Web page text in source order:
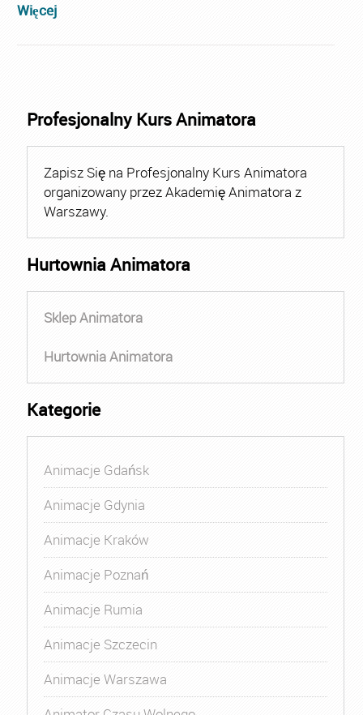
Więcej
Profesjonalny Kurs Animatora
Zapisz Się na Profesjonalny Kurs Animatora
organizowany przez Akademię Animatora z
Warszawy.
Hurtownia Animatora
Sklep Animatora
Hurtownia Animatora
Kategorie
Animacje Gdańsk
Animacje Gdynia
Animacje Kraków
Animacje Poznań
Animacje Rumia
Animacje Szczecin
Animacje Warszawa